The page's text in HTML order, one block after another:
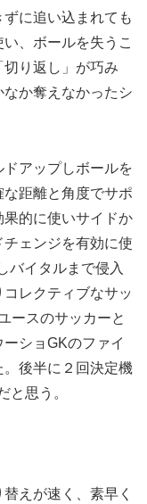
に追い込まれても
、ボールを失うこ
り返し」が巧み
か奪えなかったシ
アップしボールを
距離と角度でサポ
的に使いサイドか
ェンジを有効に使
バイタルまで侵入
レクティブなサッ
ースのサッカーと
ショGKのファイ
後半に２回決定機
と思う。
えが速く、素早く